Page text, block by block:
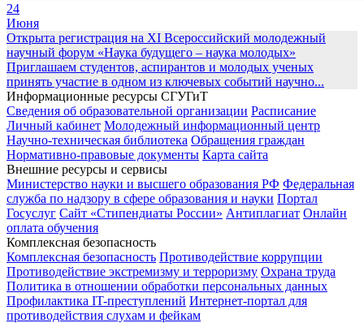
24
Июня
Открыта регистрация на XI Всероссийский молодежный
научный форум «Наука будущего – наука молодых»
Приглашаем студентов, аспирантов и молодых ученых
принять участие в одном из ключевых событий научно...
Информационные ресурсы СГУГиТ
Сведения об образовательной организации Расписание
Личный кабинет Молодежный информационный центр
Научно-техническая библиотека Обращения граждан
Нормативно-правовые документы Карта сайта
Внешние ресурсы и сервисы
Министерство науки и высшего образования РФ Федеральная
служба по надзору в сфере образования и науки Портал
Госуслуг Сайт «Стипендиаты России» Антиплагиат Онлайн
оплата обучения
Комплексная безопасность
Комплексная безопасность Противодействие коррупции
Противодействие экстремизму и терроризму Охрана труда
Политика в отношении обработки персональных данных
Профилактика IT-преступлений Интернет-портал для
противодействия слухам и фейкам